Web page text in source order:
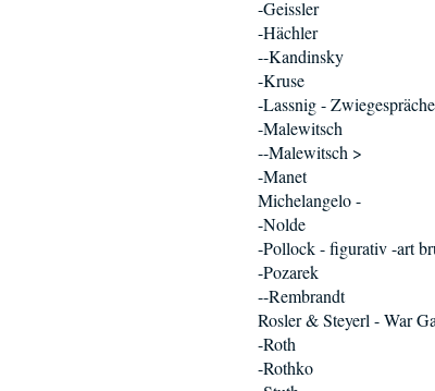
-Geissler
-Hächler
--Kandinsky
-Kruse
-Lassnig - Zwiegespräche
-Malewitsch
--Malewitsch >
-Manet
Michelangelo -
-Nolde
-Pollock - figurativ -art
-Pozarek
--Rembrandt
Rosler & Steyerl - War
-Roth
-Rothko